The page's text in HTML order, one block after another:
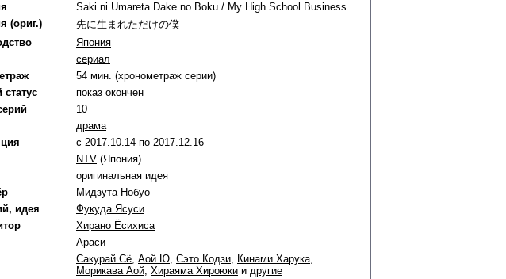
Saki ni Umareta Dake no Boku / My High School Business
(ориг.)
先に生まれただけの僕
Япония
сериал
54 мин. (хронометраж серии)
показ окончен
10
драма
с 2017.10.14 по 2017.12.16
NTV (Япония)
оригинальная идея
Мидзута Нобуо
идея
Фукуда Ясуси
Хирано Ёсихиса
Араси
Сакурай Сё, Аой Ю, Сэто Кодзи, Кинами Харука,
Морикава Аой, Хираяма Хироюки и другие